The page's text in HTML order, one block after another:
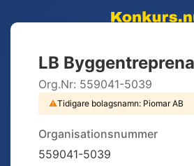
LB
Org.Nr: 559041-5039
⚠Tidigare bolagsnamn: Piomar AB
Organisationsnummer
559041-5039